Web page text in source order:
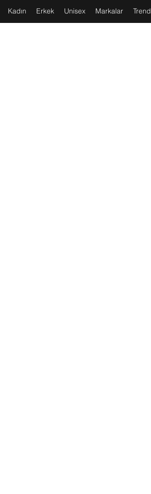
Kadın Erkek Unisex Markalar Trend